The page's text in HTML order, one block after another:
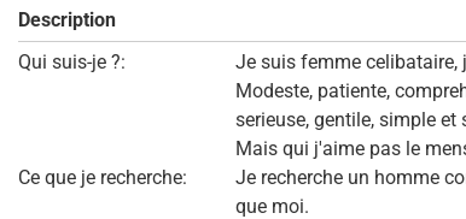
Description
Qui suis-je ?:
Je suis femme celibataire,
Modeste, patiente,
serieuse, gentile, simple et
Mais qui j'aime pas le
Ce que je recherche:
Je recherche un homme
que moi.